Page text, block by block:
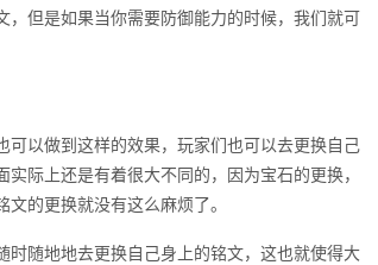
但是如果当你需要防御能力的时候，我们就可
以做到这样的效果，玩家们也可以去更换自己
际上还是有着很大不同的，因为宝石的更换，
的更换就没有这么麻烦了。
随地地去更换自己身上的铭文，这也就使得大